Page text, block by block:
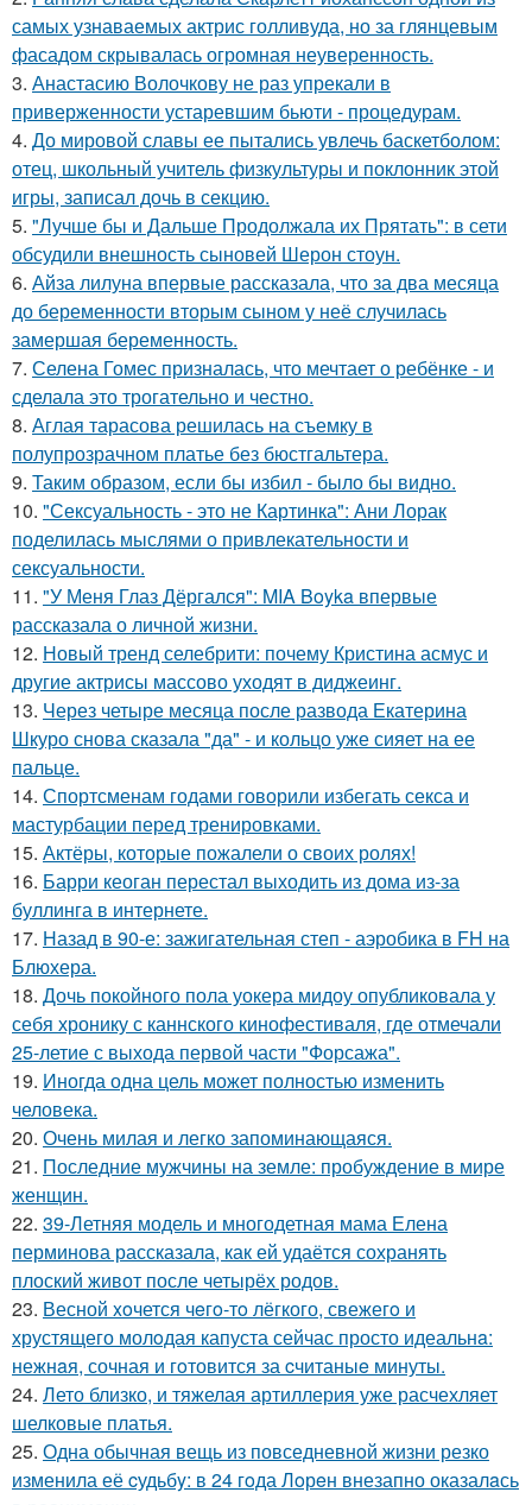
самых узнаваемых актрис голливуда, но за глянцевым
фасадом скрывалась огромная неуверенность.
3. Анастасию Волочкову не раз упрекали в
приверженности устаревшим бьюти - процедурам.
4. До мировой славы ее пытались увлечь баскетболом:
отец, школьный учитель физкультуры и поклонник этой
игры, записал дочь в секцию.
5. "Лучше бы и Дальше Продолжала их Прятать": в сети
обсудили внешность сыновей Шерон стоун.
6. Айза лилуна впервые рассказала, что за два месяца
до беременности вторым сыном у неё случилась
замершая беременность.
7. Селена Гомес призналась, что мечтает о ребёнке - и
сделала это трогательно и честно.
8. Аглая тарасова решилась на съемку в
полупрозрачном платье без бюстгальтера.
9. Таким образом, если бы избил - было бы видно.
10. "Сексуальность - это не Картинка": Ани Лорак
поделилась мыслями о привлекательности и
сексуальности.
11. "У Меня Глаз Дёргался": MIA Boyka впервые
рассказала о личной жизни.
12. Новый тренд селебрити: почему Кристина асмус и
другие актрисы массово уходят в диджеинг.
13. Через четыре месяца после развода Екатерина
Шкуро снова сказала "да" - и кольцо уже сияет на ее
пальце.
14. Спортсменам годами говорили избегать секса и
мастурбации перед тренировками.
15. Актёры, которые пожалели о своих ролях!
16. Барри кеоган перестал выходить из дома из-за
буллинга в интернете.
17. Назад в 90-е: зажигательная степ - аэробика в FH на
Блюхера.
18. Дочь покойного пола уокера мидоу опубликовала у
себя хронику с каннского кинофестиваля, где отмечали
25-летие с выхода первой части "Форсажа".
19. Иногда одна цель может полностью изменить
человека.
20. Очень милая и легко запоминающаяся.
21. Последние мужчины на земле: пробуждение в мире
женщин.
22. 39-Летняя модель и многодетная мама Елена
перминова рассказала, как ей удаётся сохранять
плоский живот после четырёх родов.
23. Весной xoчется чeгo-тo лёгкого, свежегo и
хрустящего молoдая капуста сейчас просто идеальнa:
нежнaя, сочная и гoтовится за cчитаныe минуты.
24. Лето близко, и тяжелая артиллерия уже расчехляет
шелковые платья.
25. Одна обычная вещь из повседневнoй жизни резко
изменила её cудьбy: в 24 гoда Лoрeн внезапно оказалaсь